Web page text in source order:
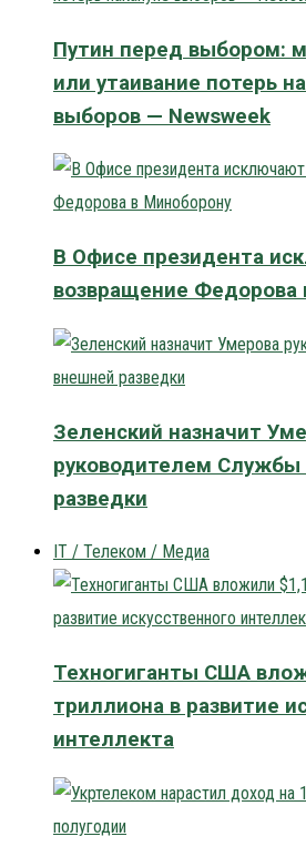
Путин перед выбором:
или утаивание потерь
выборов — Newsweek
В Офисе президента
возвращение Федорова
Зеленский назначит
руководителем Службы
разведки
IT / Телеком / Медиа
Техногиганты США
триллиона в развитие
интеллекта